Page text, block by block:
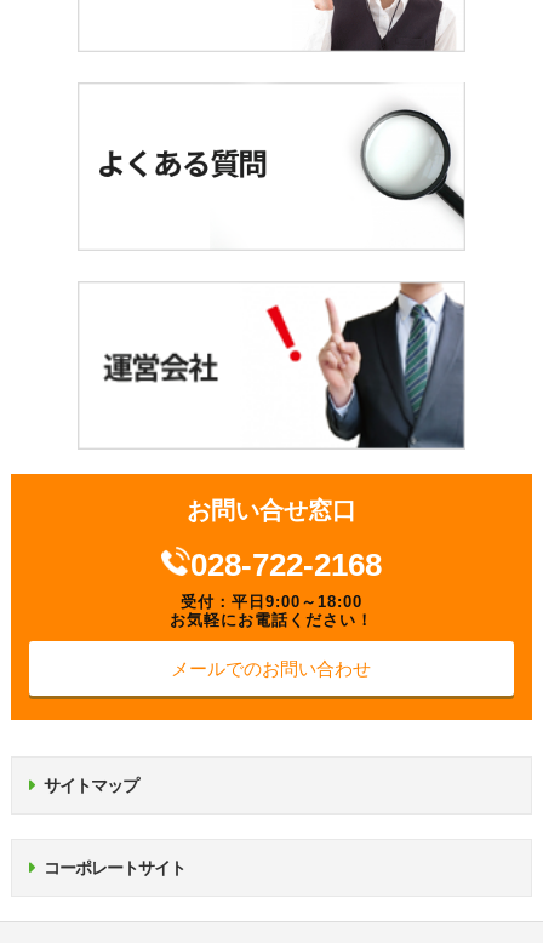
お問い合せ窓口
028-722-2168
受付：平日9:00～18:00
お気軽にお電話ください！
メールでのお問い合わせ
サイトマップ
コーポレートサイト